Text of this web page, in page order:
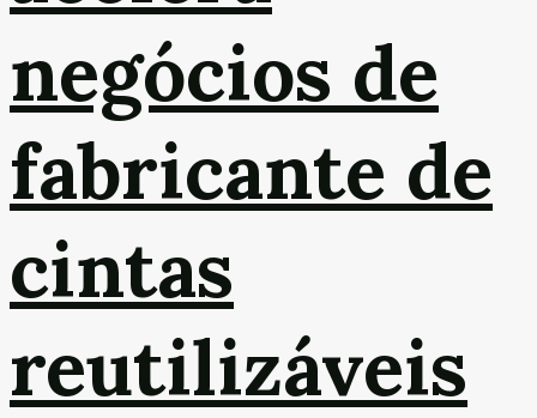
negócios de
fabricante de
cintas
reutilizáveis